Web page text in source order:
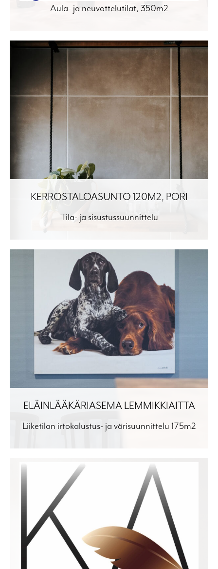
Aula- ja neuvottelutilat, 350m2
KERROSTALOASUNTO 120M2, PORI
Tila- ja sisustussuunnittelu
ELÄINLÄÄKÄRIASEMA LEMMIKKIAITTA
Liiketilan irtokalustus- ja värisuunnittelu 175m2